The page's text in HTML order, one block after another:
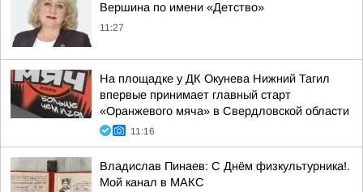
Вершина по имени «Детство»
11:27
На площадке у ДК Окунева Нижний Тагил
впервые принимает главный старт
«Оранжевого мяча» в Свердловской области
11:16
Владислав Пинаев: С Днём физкультурника!.
Мой канал в МАКС